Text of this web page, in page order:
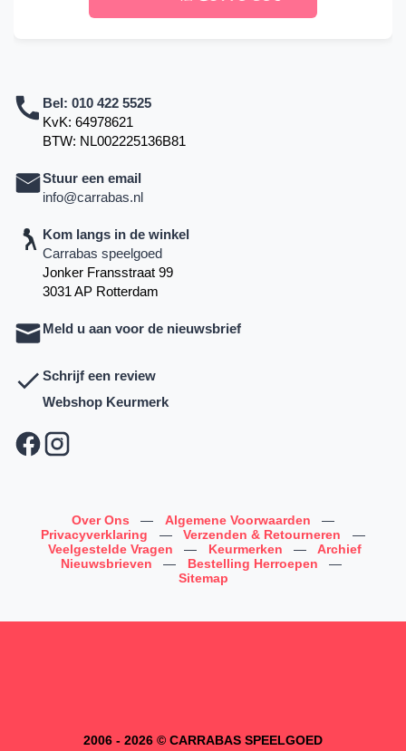
Bel: 010 422 5525
KvK: 64978621
BTW: NL002225136B81
Stuur een email
info@carrabas.nl
Kom langs in de winkel
Carrabas speelgoed
Jonker Fransstraat 99
3031 AP Rotterdam
Meld u aan voor de nieuwsbrief
Schrijf een review
Webshop Keurmerk
Over Ons — Algemene Voorwaarden
—
Privacyverklaring
— Verzenden & Retourneren
—
Veelgestelde Vragen
— Keurmerken —
Archief
Nieuwsbrieven
— Bestelling Herroepen
—
Sitemap
2006 - 2026 © CARRABAS SPEELGOED